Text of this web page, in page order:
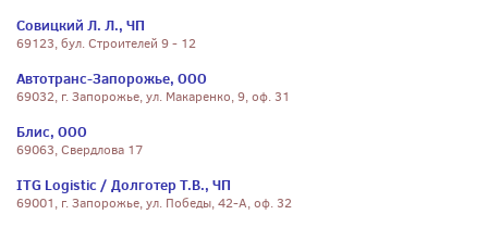
Совицкий Л. Л., ЧП
69123, бул. Строителей 9 - 12
Автотранс-Запорожье, ООО
69032, г. Запорожье, ул. Макаренко, 9, оф. 31
Блис, ООО
69063, Свердлова 17
ITG Logistic / Долготер Т.В., ЧП
69001, г. Запорожье, ул. Победы, 42-А, оф. 32